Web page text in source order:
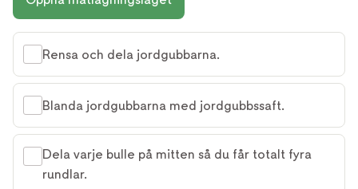
Rensa och dela jordgubbarna.
Blanda jordgubbarna med jordgubbssaft.
Dela varje bulle på mitten så du får totalt fyra
rundlar.